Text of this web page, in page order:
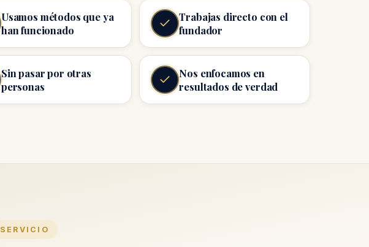
Usamos métodos que ya
han funcionado
Trabajas directo con el
fundador
Sin pasar por otras
personas
Nos enfocamos en
resultados de verdad
SERVICIO